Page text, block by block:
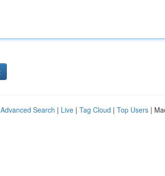
Advanced Search | Live | Tag Cloud | Top Users |